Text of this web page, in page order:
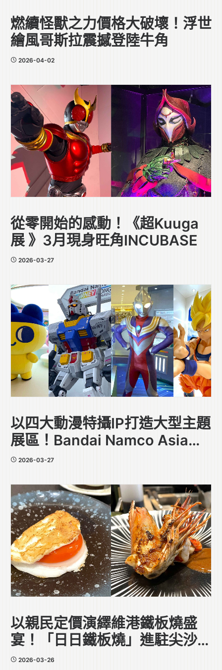
燃續怪獸之力價格大破壞！浮世
繪風哥斯拉震撼登陸牛角
2026-04-02
從零開始的感動！《超Kuuga
展 》3月現身旺角INCUBASE
2026-03-27
以四大動漫特攝IP打造大型主題
展區！Bandai Namco Asia首
個旗艦級活動登陸海港城
2026-03-27
以親民定價演繹維港鐵板燒盛
宴！「日日鐵板燒」進駐尖沙咀
海港城
2026-03-26